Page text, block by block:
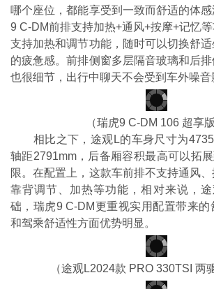
哪个座位，都能享受到一致而舒适的体
9 C-DM前排支持加热+通风+按摩+记忆
支持加热和调节功能，随时可以切换舒
的疲惫感。前排侧窗多层隔音玻璃和后
也很细节，出行中聊天不会受到车外噪音
（瑞虎9 C-DM 106 超享版
相比之下，途观L的车身尺寸为
轴距2791mm，后备厢容积最高可以拓
限。在配置上，这款车前排不支持通风
靠背调节、加热等功能，相对来说，
础，瑞虎9 C-DM更重视实用配置带来的
和驾乘舒适性方面优势明显。
（途观L2024款 PRO 330TSI 两